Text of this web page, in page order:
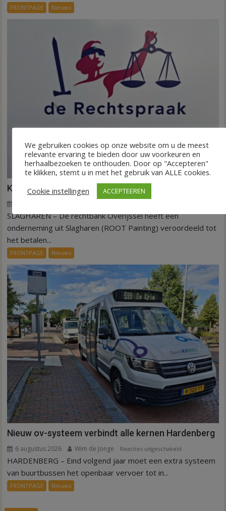
FRONTPAGE Nieuws
Kantonrechter: 75.000 euro voor ex-werknemers
Kantonrechter:
75.000
werknemers
SLAGHAREN – De rechtbank Overijssel heeft een
onderneming uit Slagharen (ROOT Painting) veroordeeld tot
het betalen...
FRONTPAGE Nieuws
Nieuw ov-systeem verbindt alle kernen Hardenberg
6 augustus 2026 Wim de Jonge Reacties uitgeschakeld
Nieuw
HARDENBERG – Eind volgend jaar moet een extra systeem
van buurtbussen het openbaar vervoer tot in...
FRONTPAGE Nieuws
We gebruiken cookies op onze website om u de meest
relevante ervaring te bieden door uw voorkeuren en
herhaalbezoeken te onthouden. Door op "Accepteren"
te klikken, stemt u in met het gebruik van ALLE cookies.
Cookie instellingen
ACCEPTEEREN